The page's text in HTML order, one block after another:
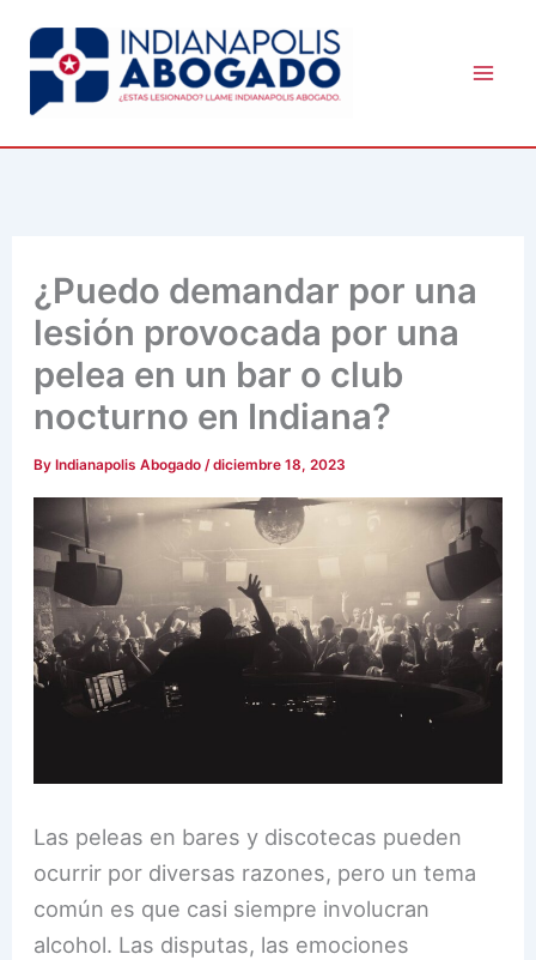
content
¿Puedo demandar por una
lesión provocada por una
pelea en un bar o club
nocturno en Indiana?
ByIndianapolis Abogado /diciembre 18, 2023
Las peleas en bares y discotecas pueden
ocurrir por diversas razones, pero un tema
común es que casi siempre involucran
alcohol. Las disputas, las emociones